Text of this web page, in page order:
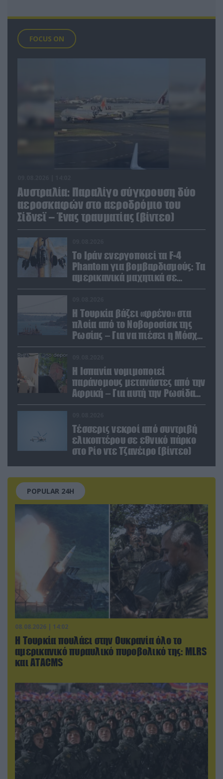
FOCUS ON
Αυστραλία: Παραλίγο σύγκρουση δύο
αεροσκαφών στο αεροδρόμιο του
Σίδνεϊ – Ένας τραυματίας (βίντεο)
Το Ιράν ενεργοποιεί τα F-4
Phantom για βομβαρδισμούς: Τα
αμερικανικά μαχητικά σε
ετοιμότητα να χτυπήσουν
Η Τουρκία βάζει «φρένο» στα
πλοία από το Νοβοροσίσκ της
Ρωσίας – Για να πιέσει η Μόσχα
το Ιράν;
Η Ισπανία νομιμοποιεί
παράνομους μετανάστες από την
Αφρική – Για αυτή την Ρωσίδα
όμως επέλεξαν την απέλαση
Τέσσερις νεκροί από συντριβή
ελικοπτέρου σε εθνικό πάρκο
στο Ρίο ντε Τζανέιρο (βίντεο)
POPULAR 24H
08.08.2026 | 14:02
Η Τουρκία πουλάει στην Ουκρανία όλο το
αμερικανικό πυραυλικό πυροβολικό της: MLRS
και ΑΤΑCMS